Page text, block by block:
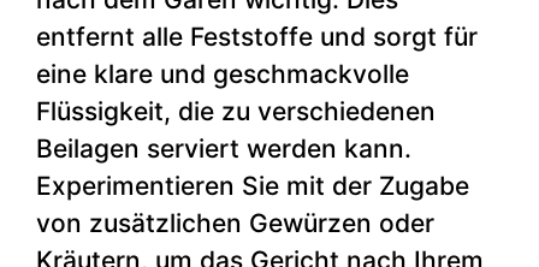
entfernt alle Feststoffe und sorgt für
eine klare und geschmackvolle
Flüssigkeit, die zu verschiedenen
Beilagen serviert werden kann.
Experimentieren Sie mit der Zugabe
von zusätzlichen Gewürzen oder
Kräutern, um das Gericht nach Ihrem